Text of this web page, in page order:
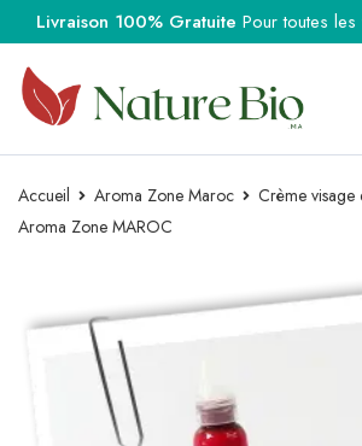
Livraison 100% Gratuite Pour toutes
Accueil Aroma Zone Maroc
Crème visage
Aroma Zone MAROC